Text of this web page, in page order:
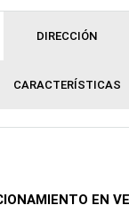
DIRECCIÓN
CARACTERÍSTICAS
EN